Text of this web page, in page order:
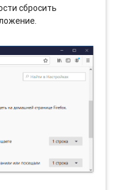
сбросить